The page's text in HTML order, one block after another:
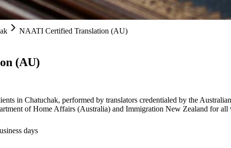
NAATI Certified Translation (AU)
(AU)
in Chatuchak, performed by translators credentialed by the
of Home Affairs (Australia) and Immigration New Zealand for all
days